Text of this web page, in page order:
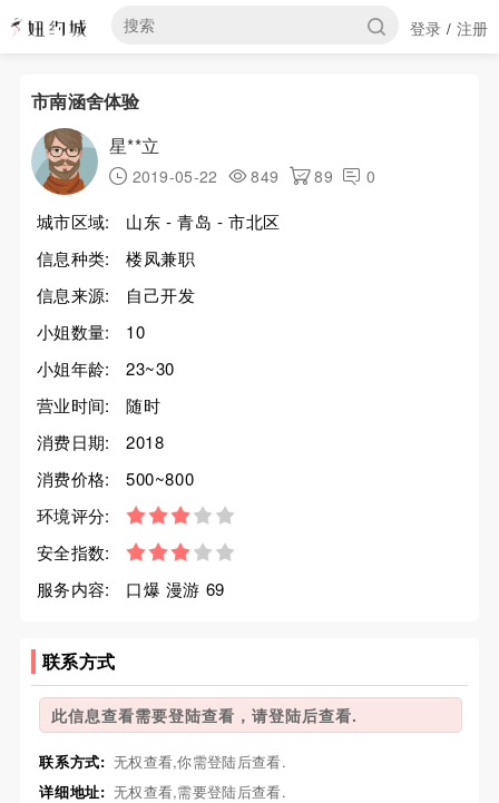
登录 / 注册
市南涵舍体验
星**立
2019-05-22 849 89 0
城市区域:
山东 - 青岛 - 市北区
信息种类:
楼凤兼职
信息来源:
自己开发
小姐数量:
10
小姐年龄:
23~30
营业时间:
随时
消费日期:
2018
消费价格:
500~800
环境评分:
安全指数:
服务内容:
口爆 漫游 69
联系方式
此信息查看需要登陆查看，请登陆后查看.
联系方式: 无权查看,你需登陆后查看.
详细地址: 无权查看,需要登陆后查看.